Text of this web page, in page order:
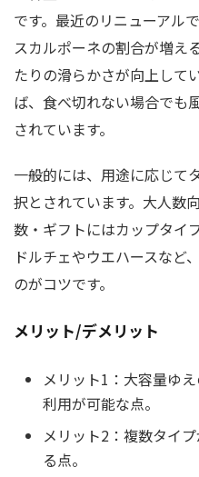
です。最近のリニューアル
スカルポーネの割合が増え
たりの滑らかさが向上して
ば、食べ切れない場合でも
されています。
一般的には、用途に応じて
択とされています。大人数
数・ギフトにはカップタイ
ドルチェやウエハースなど
のがコツです。
メリット/デメリット
メリット1：大容量ゆ
利用が可能な点。
メリット2：複数タイ
る点。